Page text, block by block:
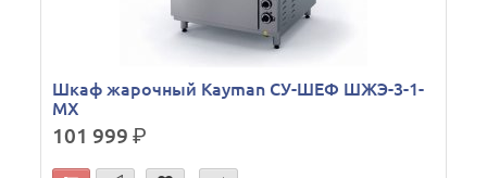
Шкаф жарочный Kayman СУ-ШЕФ ШЖЭ-3-1-
МХ
101 999р.